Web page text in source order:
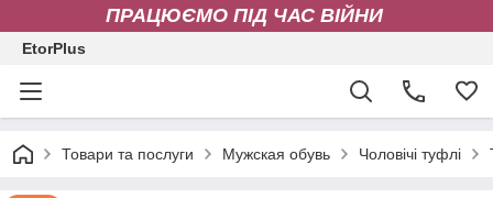
ПРАЦЮЄМО ПІД ЧАС ВІЙНИ
EtorPlus
Товари та послуги Мужская обувь Чоловічі туфлі